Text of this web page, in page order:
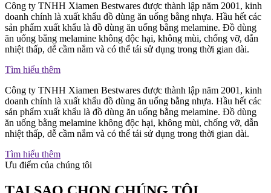
Công ty TNHH Xiamen Bestwares được thành lập năm 2001, kinh
doanh chính là xuất khẩu đồ dùng ăn uống bằng nhựa. Hầu hết các
sản phẩm xuất khẩu là đồ dùng ăn uống bằng melamine. Đồ dùng
ăn uống bằng melamine không độc hại, không mùi, chống vỡ, dẫn
nhiệt thấp, dễ cầm nắm và có thể tái sử dụng trong thời gian dài.
Tìm hiểu thêm
Công ty TNHH Xiamen Bestwares được thành lập năm 2001, kinh
doanh chính là xuất khẩu đồ dùng ăn uống bằng nhựa. Hầu hết các
sản phẩm xuất khẩu là đồ dùng ăn uống bằng melamine. Đồ dùng
ăn uống bằng melamine không độc hại, không mùi, chống vỡ, dẫn
nhiệt thấp, dễ cầm nắm và có thể tái sử dụng trong thời gian dài.
Tìm hiểu thêm
Ưu điểm của chúng tôi